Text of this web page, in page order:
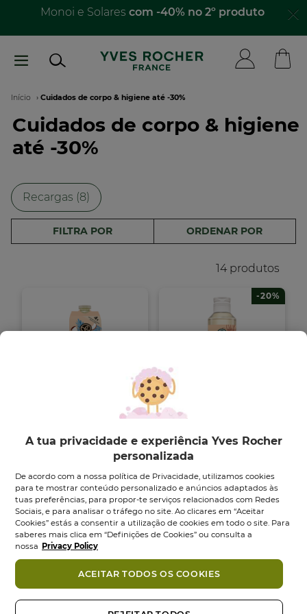
conteúdo
Monoi e Solarescom -40% no 2º produto
Navegação
estrutural
Início Cuidados de corpo & higiene até -30%
Cuidados de corpo & higiene
até -30%
Recargas (8)
FILTRA POR ORDENAR POR
14 produtos
Duche | Noz de...
4.8 (400)
4.8
em
5
estrelas.
400
análises
6,95 €
Adicionar
Frasco 200 ml
4.8 (438)
4.8
em
5
estrelas.
438
análises
7,95 € 9,95 €
-20%
Adicionar
A tua privacidade e experiência Yves Rocher
personalizada
De acordo com a nossa política de Privacidade, utilizamos cookies
para te mostrar conteúdo personalizado e anúncios adaptados às
tuas preferências, para propor-te serviços relacionados com Redes
Sociais, e para analisar o tráfego no site. Ao clicares em “Aceitar
Cookies” estás a consentir a utilização de cookies em todo o site. Para
saberes mais clica em “Definições de Cookies” ou consulta a
nossa Privacy Policy
ACEITAR TODOS OS COOKIES